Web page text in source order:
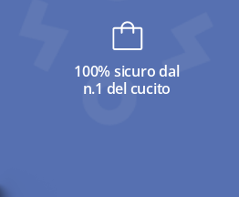
100% sicuro dal
n.1 del cucito